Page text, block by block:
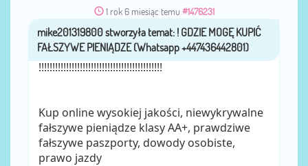
1 rok 6 miesiąc temu #1476231
przezmike201319800
!!!!!!!!!!!!!!!!!!!!!!!!!!!!!!!!!!!!!!!!!!!!!
Kup online wysokiej jakości, niewykrywalne
fałszywe pieniądze klasy AA+, prawdziwe
fałszywe paszporty, dowody osobiste,
prawo jazdy